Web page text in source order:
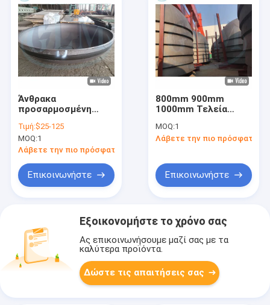
Άνθρακα
προσαρμοσμένη
8910000mm πιάτων
χάλυβα ελλειπτική
Τιμή:$25-125
MOQ:1
Λάβετε την πιο πρόσφατη τιμή
Επικοινωνήστε
800mm 900mm
1000mm Τελεία
διάταξη
ημισφαιρικές
χάλυβα
MOQ:1
Λάβετε την πιο πρόσφατη
Επικοινωνήστε
Εξοικονομήστε το χρόνο σας
Ας επικοινωνήσουμε μαζί σας με τα
καλύτερα προϊόντα.
Δώστε τις απαιτήσεις σας